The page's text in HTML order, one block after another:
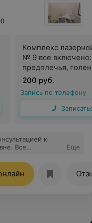
Комплекс
№ 9 все
предплечья,
подмышки,
носогубный
верхняя губа
200 руб.
Запись по телефону
к
Все
медцентра
9.30 утра не
Еще